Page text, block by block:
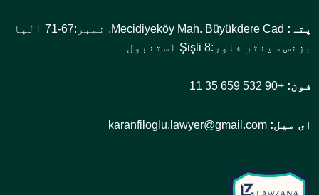
پتہ:
Mecidiyeköy Mah. Büyükdere Cad. نمبر:67-71 البا
بزنس سینٹر فلور:8 Şişli استنبول
فون: +90 532 659 35 11
ای میل: karanfiloglu.lawyer@gmail.com